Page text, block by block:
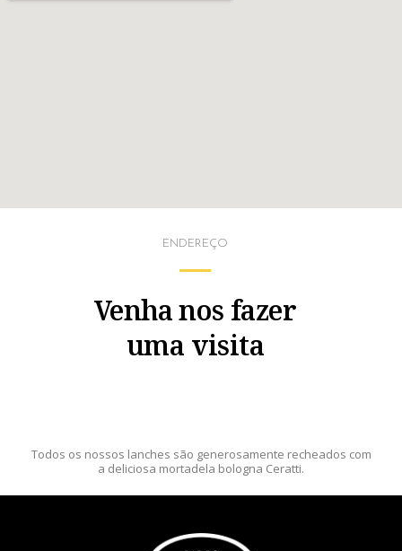
ENDEREÇO
Venha nos fazer
uma visita
Todos os nossos lanches são generosamente recheados com
a deliciosa mortadela bologna Ceratti.